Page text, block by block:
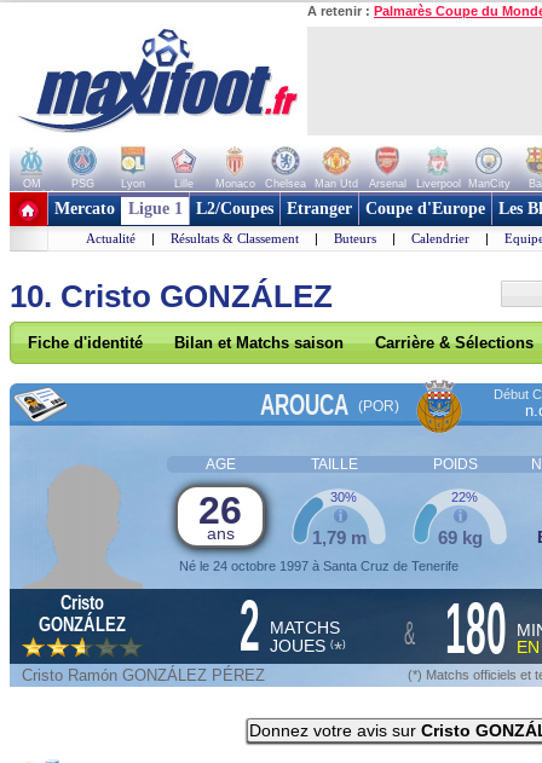
A retenir : Palmarès Coupe du
OM PSG Lyon Lille Monaco Chelsea Man Utd Arsenal Liverpool ManCity
+ de clubs
Mercato Ligue 1 L2/Coupes Etranger Coupe d'Europe Les
Actualité | Résultats & Classement | Buteurs | Calendrier |
10. Cristo GONZÁLEZ
Fiche d'identité Bilan et Matchs saison Carrière & Sélections
AROUCA (POR)
Début
AGE TAILLE POIDS
26
ans
Né le 24 octobre 1997 à Santa Cruz de Tenerife
1,79 m
30%
69 kg
22%
Cristo
GONZÁLEZ
2 MATCHS
JOUES (*) & 180
Cristo Ramón GONZÁLEZ PÉREZ (*) Matchs officiels et
Donnez votre avis sur Cristo